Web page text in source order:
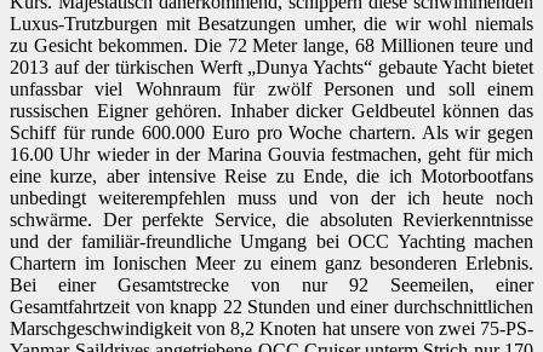
Luxus-Trutzburgen mit Besatzungen umher, die wir wohl niemals
zu Gesicht bekommen. Die 72 Meter lange, 68 Millionen teure und
2013 auf der türkischen Werft „Dunya Yachts“ gebaute Yacht bietet
unfassbar viel Wohnraum für zwölf Personen und soll einem
russischen Eigner gehören. Inhaber dicker Geldbeutel können das
Schiff für runde 600.000 Euro pro Woche chartern. Als wir gegen
16.00 Uhr wieder in der Marina Gouvia festmachen, geht für mich
eine kurze, aber intensive Reise zu Ende, die ich Motorbootfans
unbedingt weiterempfehlen muss und von der ich heute noch
schwärme. Der perfekte Service, die absoluten Revierkenntnisse
und der familiär-freundliche Umgang bei OCC Yachting machen
Chartern im Ionischen Meer zu einem ganz besonderen Erlebnis.
Bei einer Gesamtstrecke von nur 92 Seemeilen, einer
Gesamtfahrtzeit von knapp 22 Stunden und einer durchschnittlichen
Marschgeschwindigkeit von 8,2 Knoten hat unsere von zwei 75-PS-